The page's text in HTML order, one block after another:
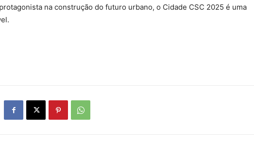
na construção do futuro urbano, o Cidade CSC 2025 é uma